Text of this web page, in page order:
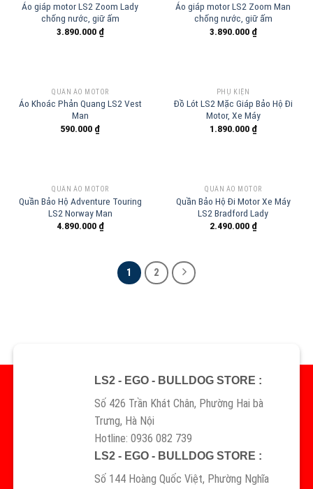
Áo giáp motor LS2 Zoom Lady
chống nước, giữ ấm
3.890.000 ₫
Áo giáp motor LS2 Zoom Man
chống nước, giữ ấm
3.890.000 ₫
QUẦN ÁO MOTOR
Áo Khoác Phản Quang LS2 Vest
Man
590.000 ₫
PHỤ KIỆN
Đồ Lót LS2 Mặc Giáp Bảo Hộ Đi
Motor, Xe Máy
1.890.000 ₫
QUẦN ÁO MOTOR
Quần Bảo Hộ Adventure Touring
LS2 Norway Man
4.890.000 ₫
QUẦN ÁO MOTOR
Quần Bảo Hộ Đi Motor Xe Máy
LS2 Bradford Lady
2.490.000 ₫
1 2
LS2 - EGO - BULLDOG STORE :
Số 426 Trần Khát Chân, Phường Hai bà
Trưng, Hà Nội
Hotline: 0936 082 739
LS2 - EGO - BULLDOG STORE :
Số 144 Hoàng Quốc Việt, Phường Nghĩa